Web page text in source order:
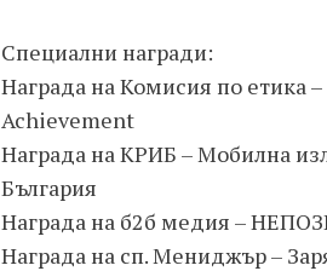
Специални награди:
Награда на Комисия по етика
Achievement
Награда на КРИБ – Мобилна
България
Награда на б2б медия –
Награда на сп. Мениджър –